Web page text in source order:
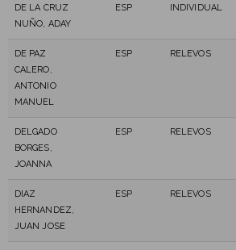
DE LA CRUZ
NUÑO, ADAY
ESP INDIVIDUAL
DE PAZ
CALERO,
ANTONIO
MANUEL
ESP RELEVOS
DELGADO
BORGES,
JOANNA
ESP RELEVOS
DIAZ
HERNANDEZ,
JUAN JOSE
ESP RELEVOS